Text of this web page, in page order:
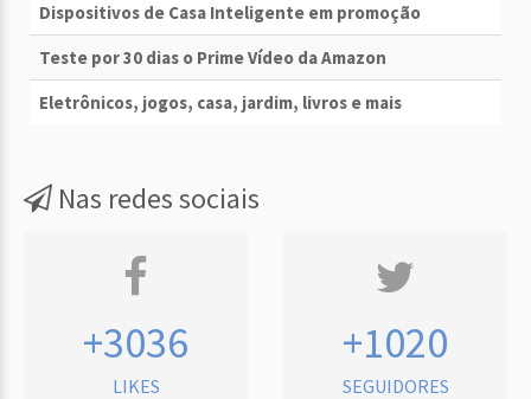
Dispositivos de Casa Inteligente em promoção
Teste por 30 dias o Prime Vídeo da Amazon
Eletrônicos, jogos, casa, jardim, livros e mais
Nas redes sociais
+3036
LIKES
+1020
SEGUIDORES